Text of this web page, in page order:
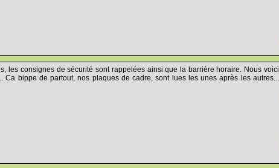
les consignes de sécurité sont rappelées ainsi que la barrière horaire. Nous voici
bippe de partout, nos plaques de cadre, sont lues les unes après les autres...